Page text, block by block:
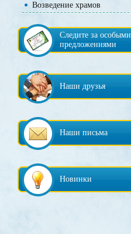
Возведение храмов
Следите за особыми
предложениями
Наши друзья
Наши письма
Новинки